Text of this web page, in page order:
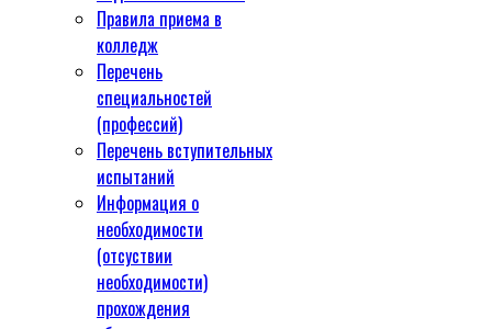
Правила приема в
колледж
Перечень
специальностей
(профессий)
Перечень вступительных
испытаний
Информация о
необходимости
(отсуствии
необходимости)
прохождения